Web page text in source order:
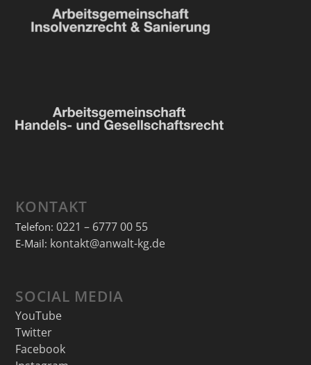
KONTAKT
Telefon: 0221 – 6777 00 55
E-Mail: kontakt@anwalt-kg.de
SOCIAL MEDIA
YouTube
Twitter
Facebook